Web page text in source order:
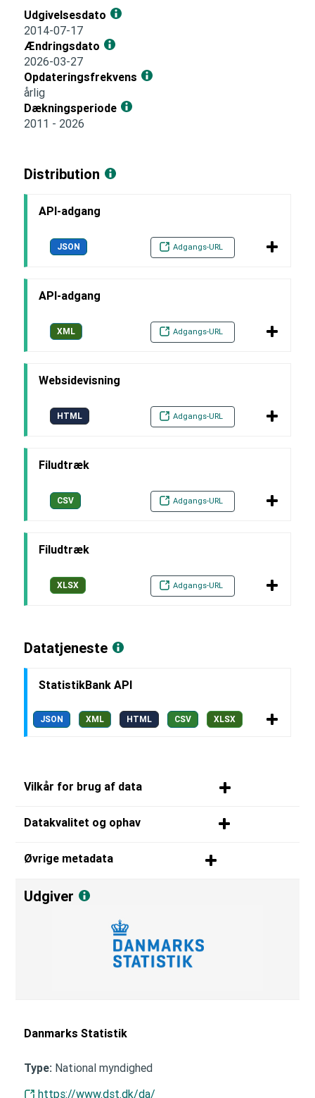
Udgivelsesdato
2014-07-17
Ændringsdato
2026-03-27
Opdateringsfrekvens
årlig
Dækningsperiode
2011 - 2026
Distribution
API-adgang
JSON Adgangs-URL
API-adgang
XML Adgangs-URL
Websidevisning
HTML Adgangs-URL
Filudtræk
CSV Adgangs-URL
Filudtræk
XLSX Adgangs-URL
Datatjeneste
StatistikBank API
JSON XML HTML CSV XLSX
Vilkår for brug af data
Datakvalitet og ophav
Øvrige metadata
Udgiver
Danmarks Statistik
Type: National myndighed
https://www.dst.dk/da/